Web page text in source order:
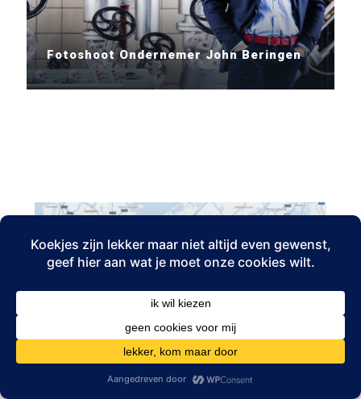
Fotoshoot Ondernemer John Beringen
GEVESTIGD IN AMSTERDAM